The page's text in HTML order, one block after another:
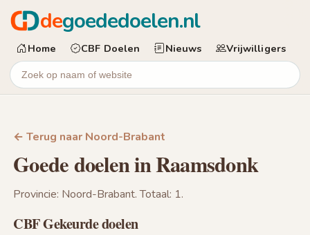
degoededoelen.nl
Home CBF Doelen Nieuws Vrijwilligers
← Terug naar Noord-Brabant
Goede doelen in Raamsdonk
Provincie: Noord-Brabant. Totaal: 1.
CBF Gekeurde doelen